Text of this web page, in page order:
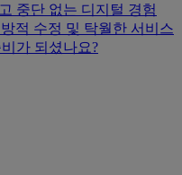
중단 없는 디지털 경험
적 수정 및 탁월한 서비스
가 되셨나요?